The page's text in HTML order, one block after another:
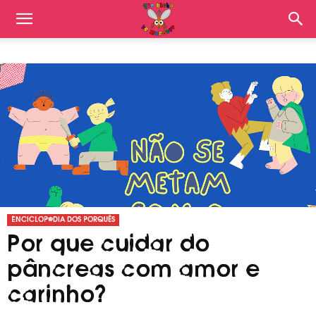
ENCICLOPÉDIA DOS PORQUÊS
Por que cuidar do
pâncreas com amor e
carinho?